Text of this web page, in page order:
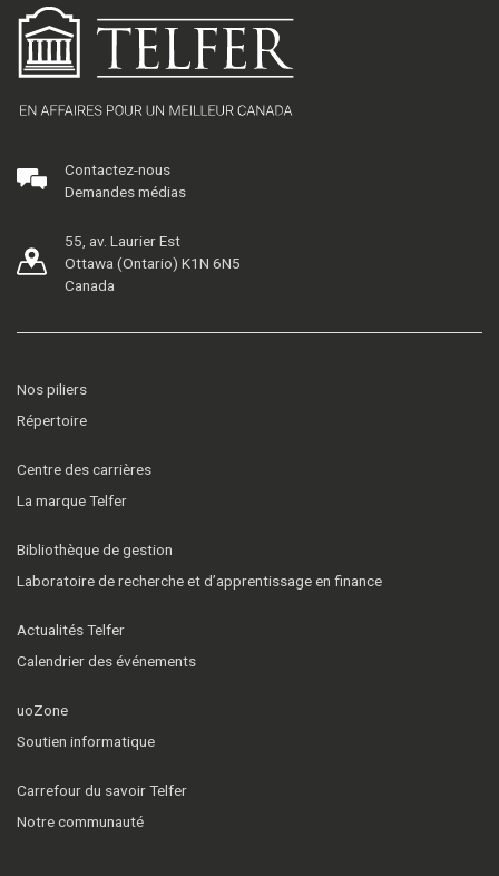
Contactez-nous
Demandes médias
55, av. Laurier Est
Ottawa (Ontario) K1N 6N5
Canada
Nos piliers
Répertoire
Centre des carrières
La marque Telfer
Bibliothèque de gestion
Laboratoire de recherche et d’apprentissage en finance
Actualités Telfer
Calendrier des événements
uoZone
Soutien informatique
Carrefour du savoir Telfer
Notre communauté